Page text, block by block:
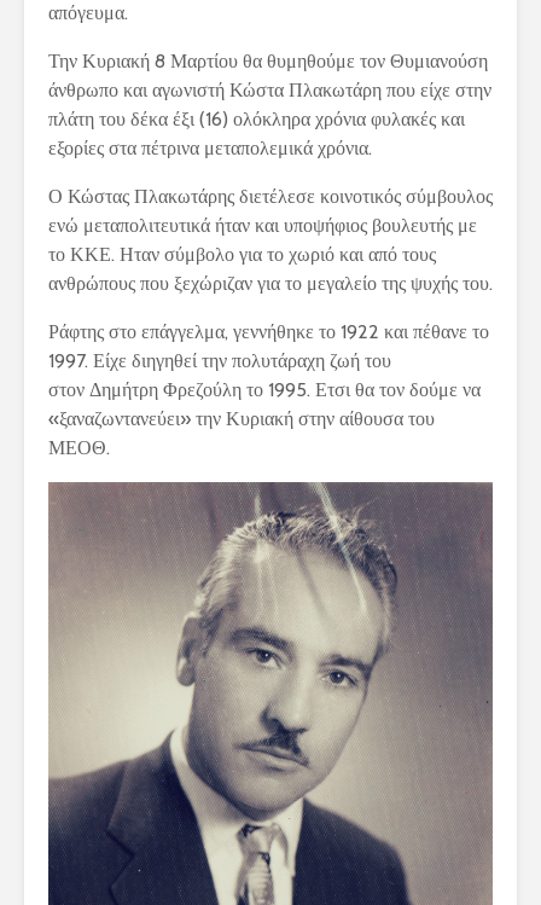
απόγευμα.
Την Κυριακή 8 Μαρτίου θα θυμηθούμε τον Θυμιανούση
άνθρωπο και αγωνιστή Κώστα Πλακωτάρη που είχε στην
πλάτη του δέκα έξι (16) ολόκληρα χρόνια φυλακές και
εξορίες στα πέτρινα μεταπολεμικά χρόνια.
Ο Κώστας Πλακωτάρης διετέλεσε κοινοτικός σύμβουλος
ενώ μεταπολιτευτικά ήταν και υποψήφιος βουλευτής με
το ΚΚΕ. Ηταν σύμβολο για το χωριό και από τους
ανθρώπους που ξεχώριζαν για το μεγαλείο της ψυχής του.
Ράφτης στο επάγγελμα, γεννήθηκε το 1922 και πέθανε το
1997. Είχε διηγηθεί την πολυτάραχη ζωή του
στον Δημήτρη Φρεζούλη το 1995. Ετσι θα τον δούμε να
«ξαναζωντανεύει» την Κυριακή στην αίθουσα του
ΜΕΟΘ.